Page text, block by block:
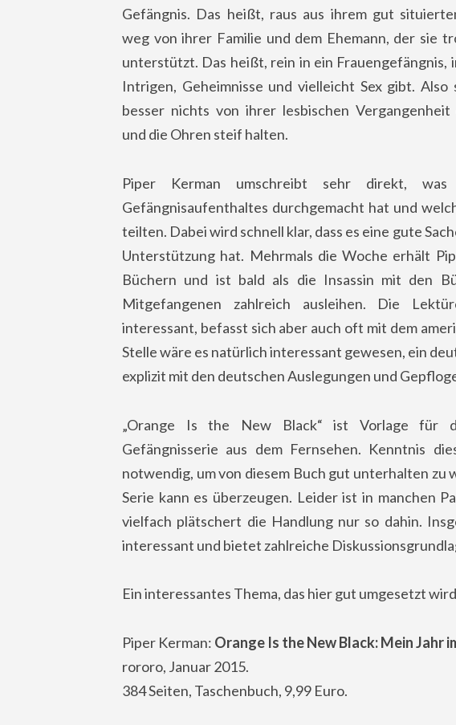
Gefängnis. Das heißt, raus aus ihrem gut
weg von ihrer Familie und dem Ehemann, der sie
unterstützt. Das heißt, rein in ein Frauengefängnis,
Intrigen, Geheimnisse und vielleicht Sex gibt. Also
besser nichts von ihrer lesbischen Vergangenheit
und die Ohren steif halten.
Piper Kerman umschreibt sehr direkt,
Gefängnisaufenthaltes durchgemacht hat und
teilten. Dabei wird schnell klar, dass es eine gute
Unterstützung hat. Mehrmals die Woche erhält
Büchern und ist bald als die Insassin mit den
Mitgefangenen zahlreich ausleihen. Die
interessant, befasst sich aber auch oft mit dem
Stelle wäre es natürlich interessant gewesen, ein
explizit mit den deutschen Auslegungen und
„Orange Is the New Black“ ist Vorlage für
Gefängnisserie aus dem Fernsehen. Kenntnis
notwendig, um von diesem Buch gut unterhalten zu
Serie kann es überzeugen. Leider ist in manchen
vielfach plätschert die Handlung nur so dahin.
interessant und bietet zahlreiche
Ein interessantes Thema, das hier gut umgesetzt
Piper Kerman: Orange Is the New Black: Mein Jahr
rororo, Januar 2015.
384 Seiten, Taschenbuch, 9,99 Euro.